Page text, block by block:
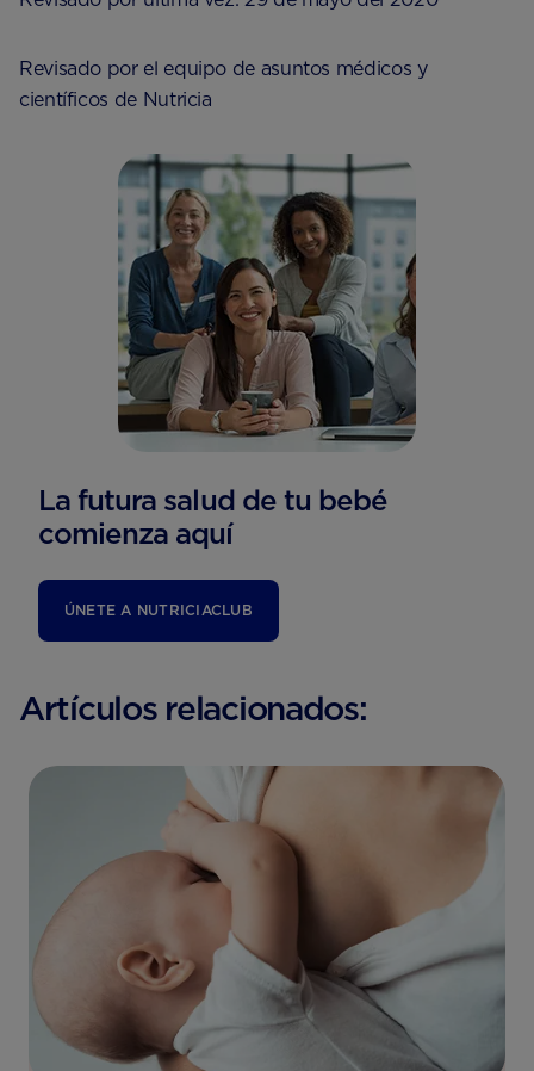
Revisado por el equipo de asuntos médicos y
científicos de Nutricia
La futura salud de tu bebé
comienza aquí
ÚNETE A NUTRICIACLUB
Artículos relacionados: